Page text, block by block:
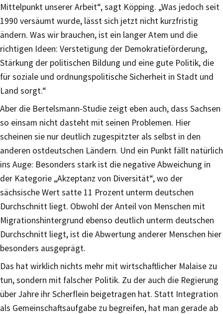
Mittelpunkt unserer Arbeit“, sagt Köpping. „Was jedoch seit
1990 versäumt wurde, lässt sich jetzt nicht kurzfristig
ändern. Was wir brauchen, ist ein langer Atem und die
richtigen Ideen: Verstetigung der Demokratieförderung,
Stärkung der politischen Bildung und eine gute Politik, die
für soziale und ordnungspolitische Sicherheit in Stadt und
Land sorgt.“
Aber die Bertelsmann-Studie zeigt eben auch, dass Sachsen
so einsam nicht dasteht mit seinen Problemen. Hier
scheinen sie nur deutlich zugespitzter als selbst in den
anderen ostdeutschen Ländern. Und ein Punkt fällt natürlich
ins Auge: Besonders stark ist die negative Abweichung in
der Kategorie „Akzeptanz von Diversität“, wo der
sächsische Wert satte 11 Prozent unterm deutschen
Durchschnitt liegt. Obwohl der Anteil von Menschen mit
Migrationshintergrund ebenso deutlich unterm deutschen
Durchschnitt liegt, ist die Abwertung anderer Menschen hier
besonders ausgeprägt.
Das hat wirklich nichts mehr mit wirtschaftlicher Malaise zu
tun, sondern mit falscher Politik. Zu der auch die Regierung
über Jahre ihr Scherflein beigetragen hat. Statt Integration
als Gemeinschaftsaufgabe zu begreifen, hat man gerade ab